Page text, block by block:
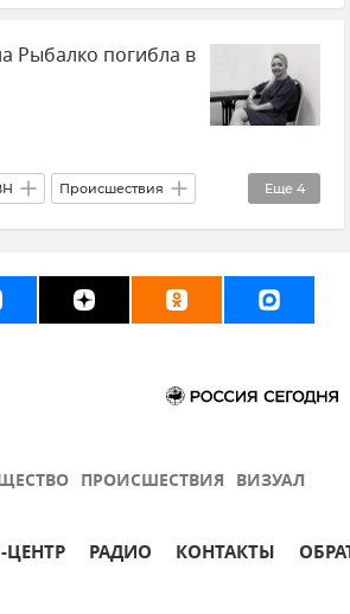
Общество
Рыбалко погибла в
Еще 4
Происшествия
Россия Сочи
ПРОИСШЕСТВИЯ ВИЗУАЛ
ЦЕНТР РАДИО КОНТАКТЫ